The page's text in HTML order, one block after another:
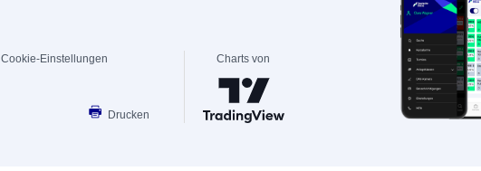
Cookie-Einstellungen
Drucken
Charts von